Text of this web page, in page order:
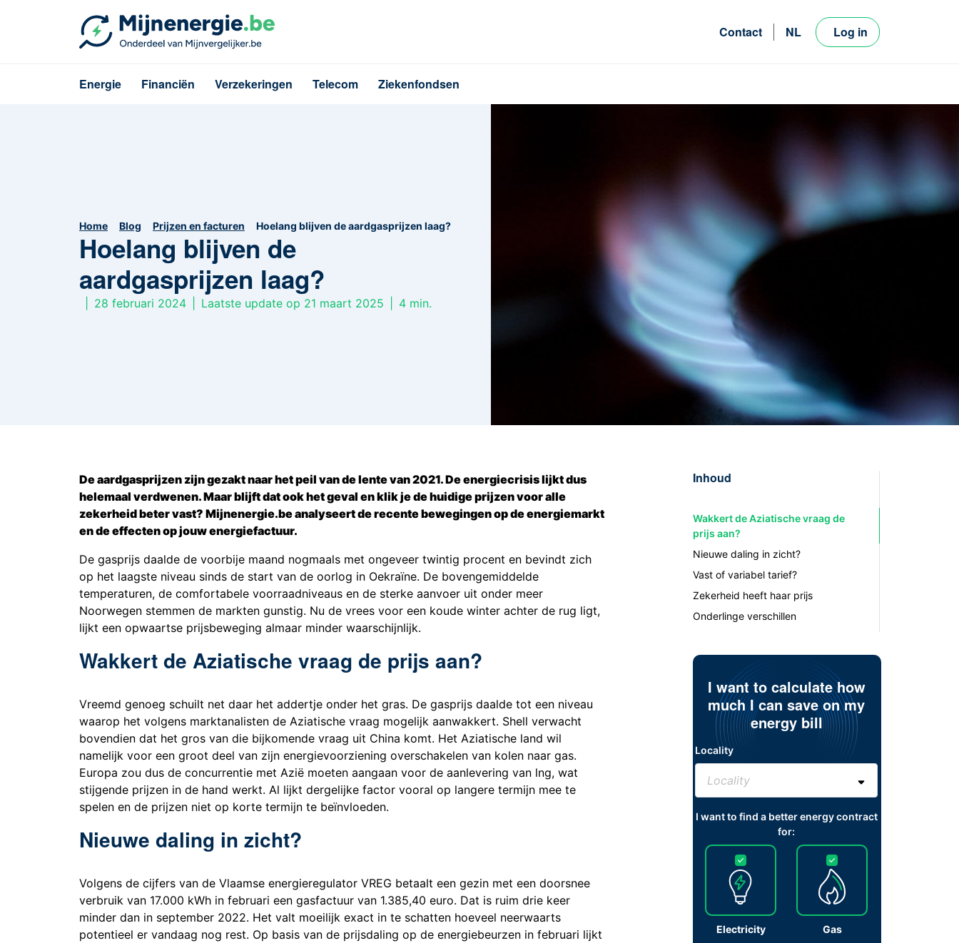
Contact
NL
Log in
Energie Financiën Verzekeringen Telecom Ziekenfondsen
Home Blog Prijzen en facturen Hoelang blijven de aardgasprijzen laag?
Hoelang blijven de
aardgasprijzen laag?
28 februari 2024 Laatste update op 21 maart 2025 4 min.
De aardgasprijzen zijn gezakt naar het peil van de lente van 2021. De energiecrisis lijkt dus
helemaal verdwenen. Maar blijft dat ook het geval en klik je de huidige prijzen voor alle
zekerheid beter vast? Mijnenergie.be analyseert de recente bewegingen op de energiemarkt
en de effecten op jouw energiefactuur.
De gasprijs daalde de voorbije maand nogmaals met ongeveer twintig procent en bevindt zich
op het laagste niveau sinds de start van de oorlog in Oekraïne. De bovengemiddelde
temperaturen, de comfortabele voorraadniveaus en de sterke aanvoer uit onder meer
Noorwegen stemmen de markten gunstig. Nu de vrees voor een koude winter achter de rug ligt,
lijkt een opwaartse prijsbeweging almaar minder waarschijnlijk.
Wakkert de Aziatische vraag de prijs aan?
Vreemd genoeg schuilt net daar het addertje onder het gras. De gasprijs daalde tot een niveau
waarop het volgens marktanalisten de Aziatische vraag mogelijk aanwakkert. Shell verwacht
bovendien dat het gros van die bijkomende vraag uit China komt. Het Aziatische land wil
namelijk voor een groot deel van zijn energievoorziening overschakelen van kolen naar gas.
Europa zou dus de concurrentie met Azië moeten aangaan voor de aanlevering van lng, wat
stijgende prijzen in de hand werkt. Al lijkt dergelijke factor vooral op langere termijn mee te
spelen en de prijzen niet op korte termijn te beïnvloeden.
Nieuwe daling in zicht?
Volgens de cijfers van de Vlaamse energieregulator VREG betaalt een gezin met een doorsnee
verbruik van 17.000 kWh in februari een gasfactuur van 1.385,40 euro. Dat is ruim drie keer
minder dan in september 2022. Het valt moeilijk exact in te schatten hoeveel neerwaarts
potentieel er vandaag nog rest. Op basis van de prijsdaling op de energiebeurzen in februari lijkt
Inhoud
Wakkert de Aziatische vraag de
prijs aan?
Nieuwe daling in zicht?
Vast of variabel tarief?
Zekerheid heeft haar prijs
Onderlinge verschillen
I want to calculate how
much I can save on my
energy bill
Locality
I want to find a better energy contract
for:
Electricity Gas